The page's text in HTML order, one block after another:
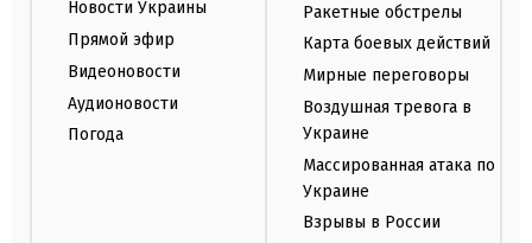
Новости Украины
Прямой эфир
Видеоновости
Аудионовости
Погода
Ракетные обстрелы
Карта боевых действий
Мирные переговоры
Воздушная тревога в
Украине
Массированная атака по
Украине
Взрывы в России